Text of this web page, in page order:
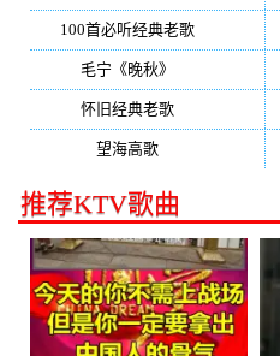
100首必听经典老歌
毛宁《晚秋》
怀旧经典老歌
望海高歌
推荐KTV歌曲